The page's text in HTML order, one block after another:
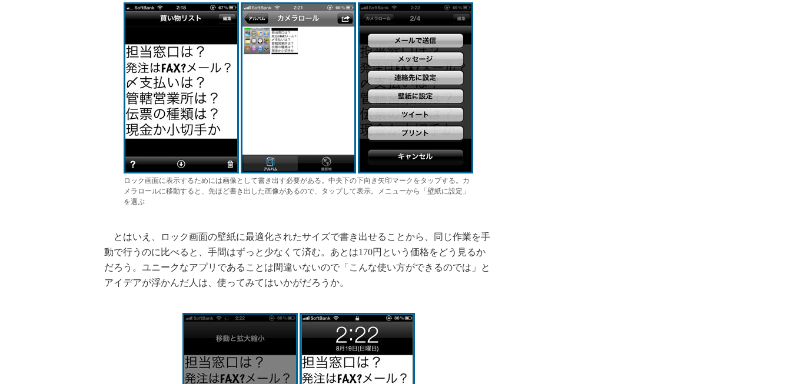
ロック画面に表示するためには画像として書き出す必要がある。中央下の下向き矢印マークをタップする。カ
メラロールに移動すると、先ほど書き出した画像があるので、タップして表示。メニューから「壁紙に設定」
を選ぶ
とはいえ、ロック画面の壁紙に最適化されたサイズで書き出せることから、同じ作業を手
動で行うのに比べると、手間はずっと少なくて済む。あとは170円という価格をどう見るか
だろう。ユニークなアプリであることは間違いないので「こんな使い方ができるのでは」と
アイデアが浮かんだ人は、使ってみてはいかがだろうか。